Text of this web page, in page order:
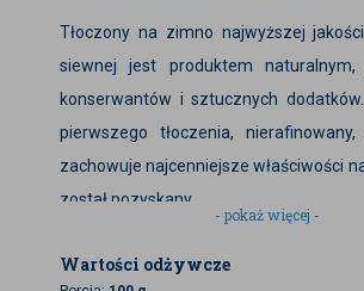
Tłoczony na zimno najwyższej
siewnej jest produktem naturalnym,
konserwantów i sztucznych
pierwszego tłoczenia,
zachowuje najcenniejsze właściwości
został pozyskany.
wieków: tłoczono go już w czasach
- pokaż więcej -
Wartości odżywcze